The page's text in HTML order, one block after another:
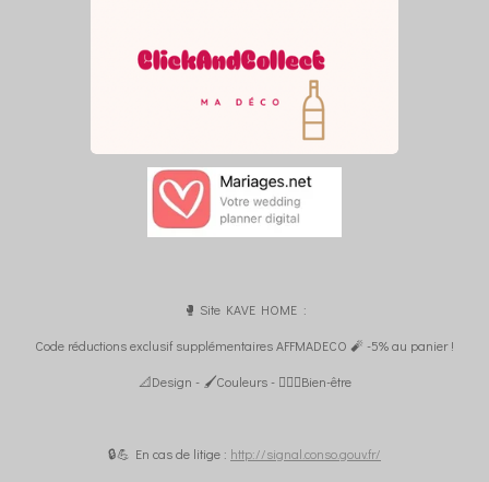
🥊 Site KAVE HOME :
Code réductions exclusif supplémentaires AFFMADECO 🧨 -5% au panier !
📐Design - 🖌️Couleurs - 🧘🏼‍♀️Bien-être
🔒💪 En cas de litige : http://signal.conso.gouv.fr/